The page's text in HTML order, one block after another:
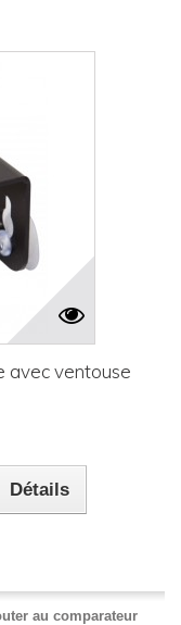
avec ventouse
Détails
au comparateur